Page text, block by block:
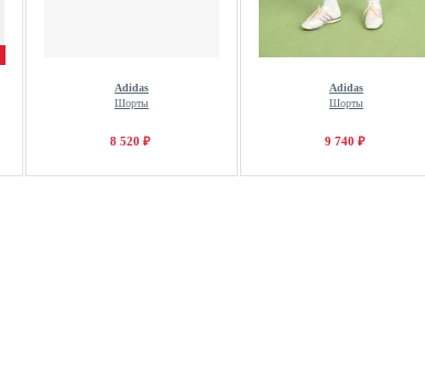
Adidas
Шорты
8 520 ₽
Adidas
Шорты
9 740 ₽